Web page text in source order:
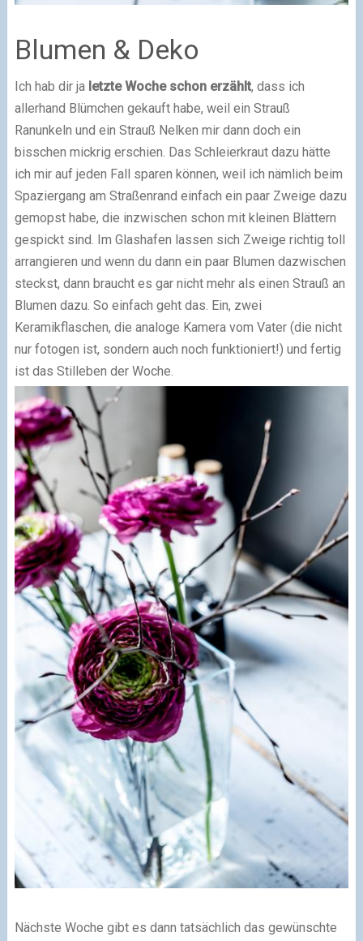
Blumen & Deko
Ich hab dir ja letzte Woche schon erzählt, dass ich
allerhand Blümchen gekauft habe, weil ein Strauß
Ranunkeln und ein Strauß Nelken mir dann doch ein
bisschen mickrig erschien. Das Schleierkraut dazu hätte
ich mir auf jeden Fall sparen können, weil ich nämlich beim
Spaziergang am Straßenrand einfach ein paar Zweige dazu
gemopst habe, die inzwischen schon mit kleinen Blättern
gespickt sind. Im Glashafen lassen sich Zweige richtig toll
arrangieren und wenn du dann ein paar Blumen dazwischen
steckst, dann braucht es gar nicht mehr als einen Strauß an
Blumen dazu. So einfach geht das. Ein, zwei
Keramikflaschen, die analoge Kamera vom Vater (die nicht
nur fotogen ist, sondern auch noch funktioniert!) und fertig
ist das Stilleben der Woche.
Nächste Woche gibt es dann tatsächlich das gewünschte